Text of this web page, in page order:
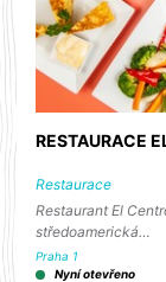
RESTAURACE
Restaurace
Restaurant El
středoamerická…
Praha 1
Nyní otevřeno